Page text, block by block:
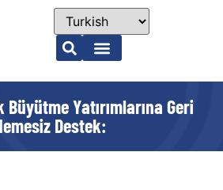
Büyütme Yatırımlarına Geri
Destek: